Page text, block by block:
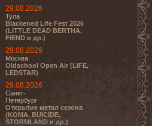
29.08.2026
Тула
Blackened Life Fest 2026
(LITTLE DEAD BERTHA,
FIEND и др.)
29.08.2026
Москва
Oldschool Open Air (LIFE,
LEDSTAR)
29.08.2026
Санкт-
Петербург
Открытие метал сезона
(KOMA, BUICIDE,
STORMLAND и др.)